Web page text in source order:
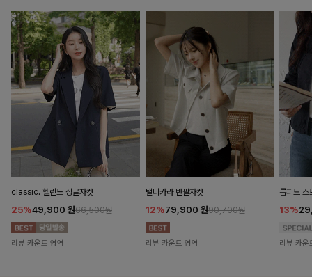
classic. 헬린느 싱글자켓
25%49,900 원66,500원
리뷰 카운트 영역
탤더카라 반팔자켓
12%79,900 원90,700원
리뷰 카운트 영역
롬피드 스
13%
리뷰 카운